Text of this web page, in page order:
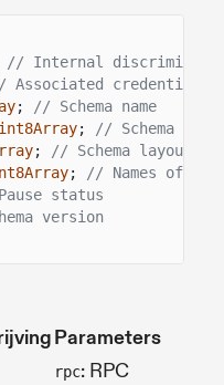
// Internal
Associated credential
;
// Schema name
;
// Schema
;
// Schema layout
;
// Names of
status
version
Parameters
rpc: RPC